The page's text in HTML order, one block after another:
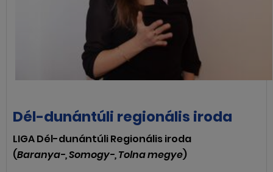
Dél-dunántúli regionális iroda
LIGA Dél-dunántúli Regionális iroda
(Baranya-, Somogy-, Tolna megye)